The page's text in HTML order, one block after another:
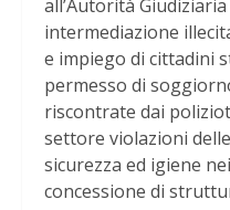
all’Autorità
intermediazione
e impiego di cittadini
permesso di
riscontrate dai
settore violazioni
sicurezza ed igiene
concessione di